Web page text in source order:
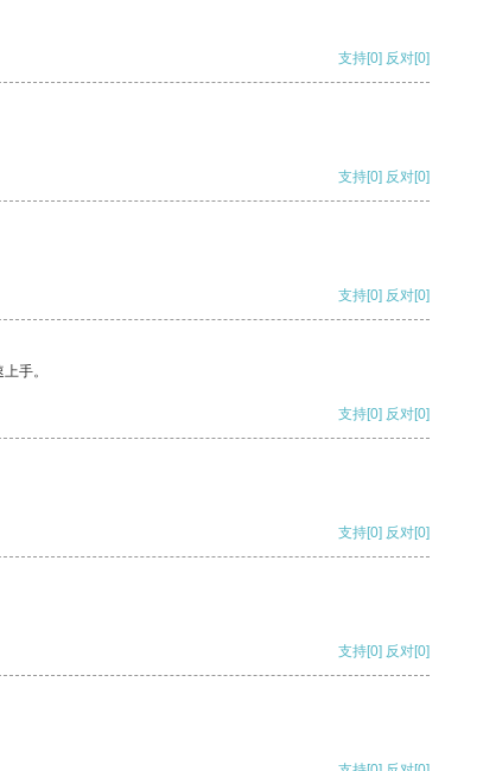
支持[0] 反对[0]
支持[0] 反对[0]
支持[0] 反对[0]
手。
支持[0] 反对[0]
支持[0] 反对[0]
支持[0] 反对[0]